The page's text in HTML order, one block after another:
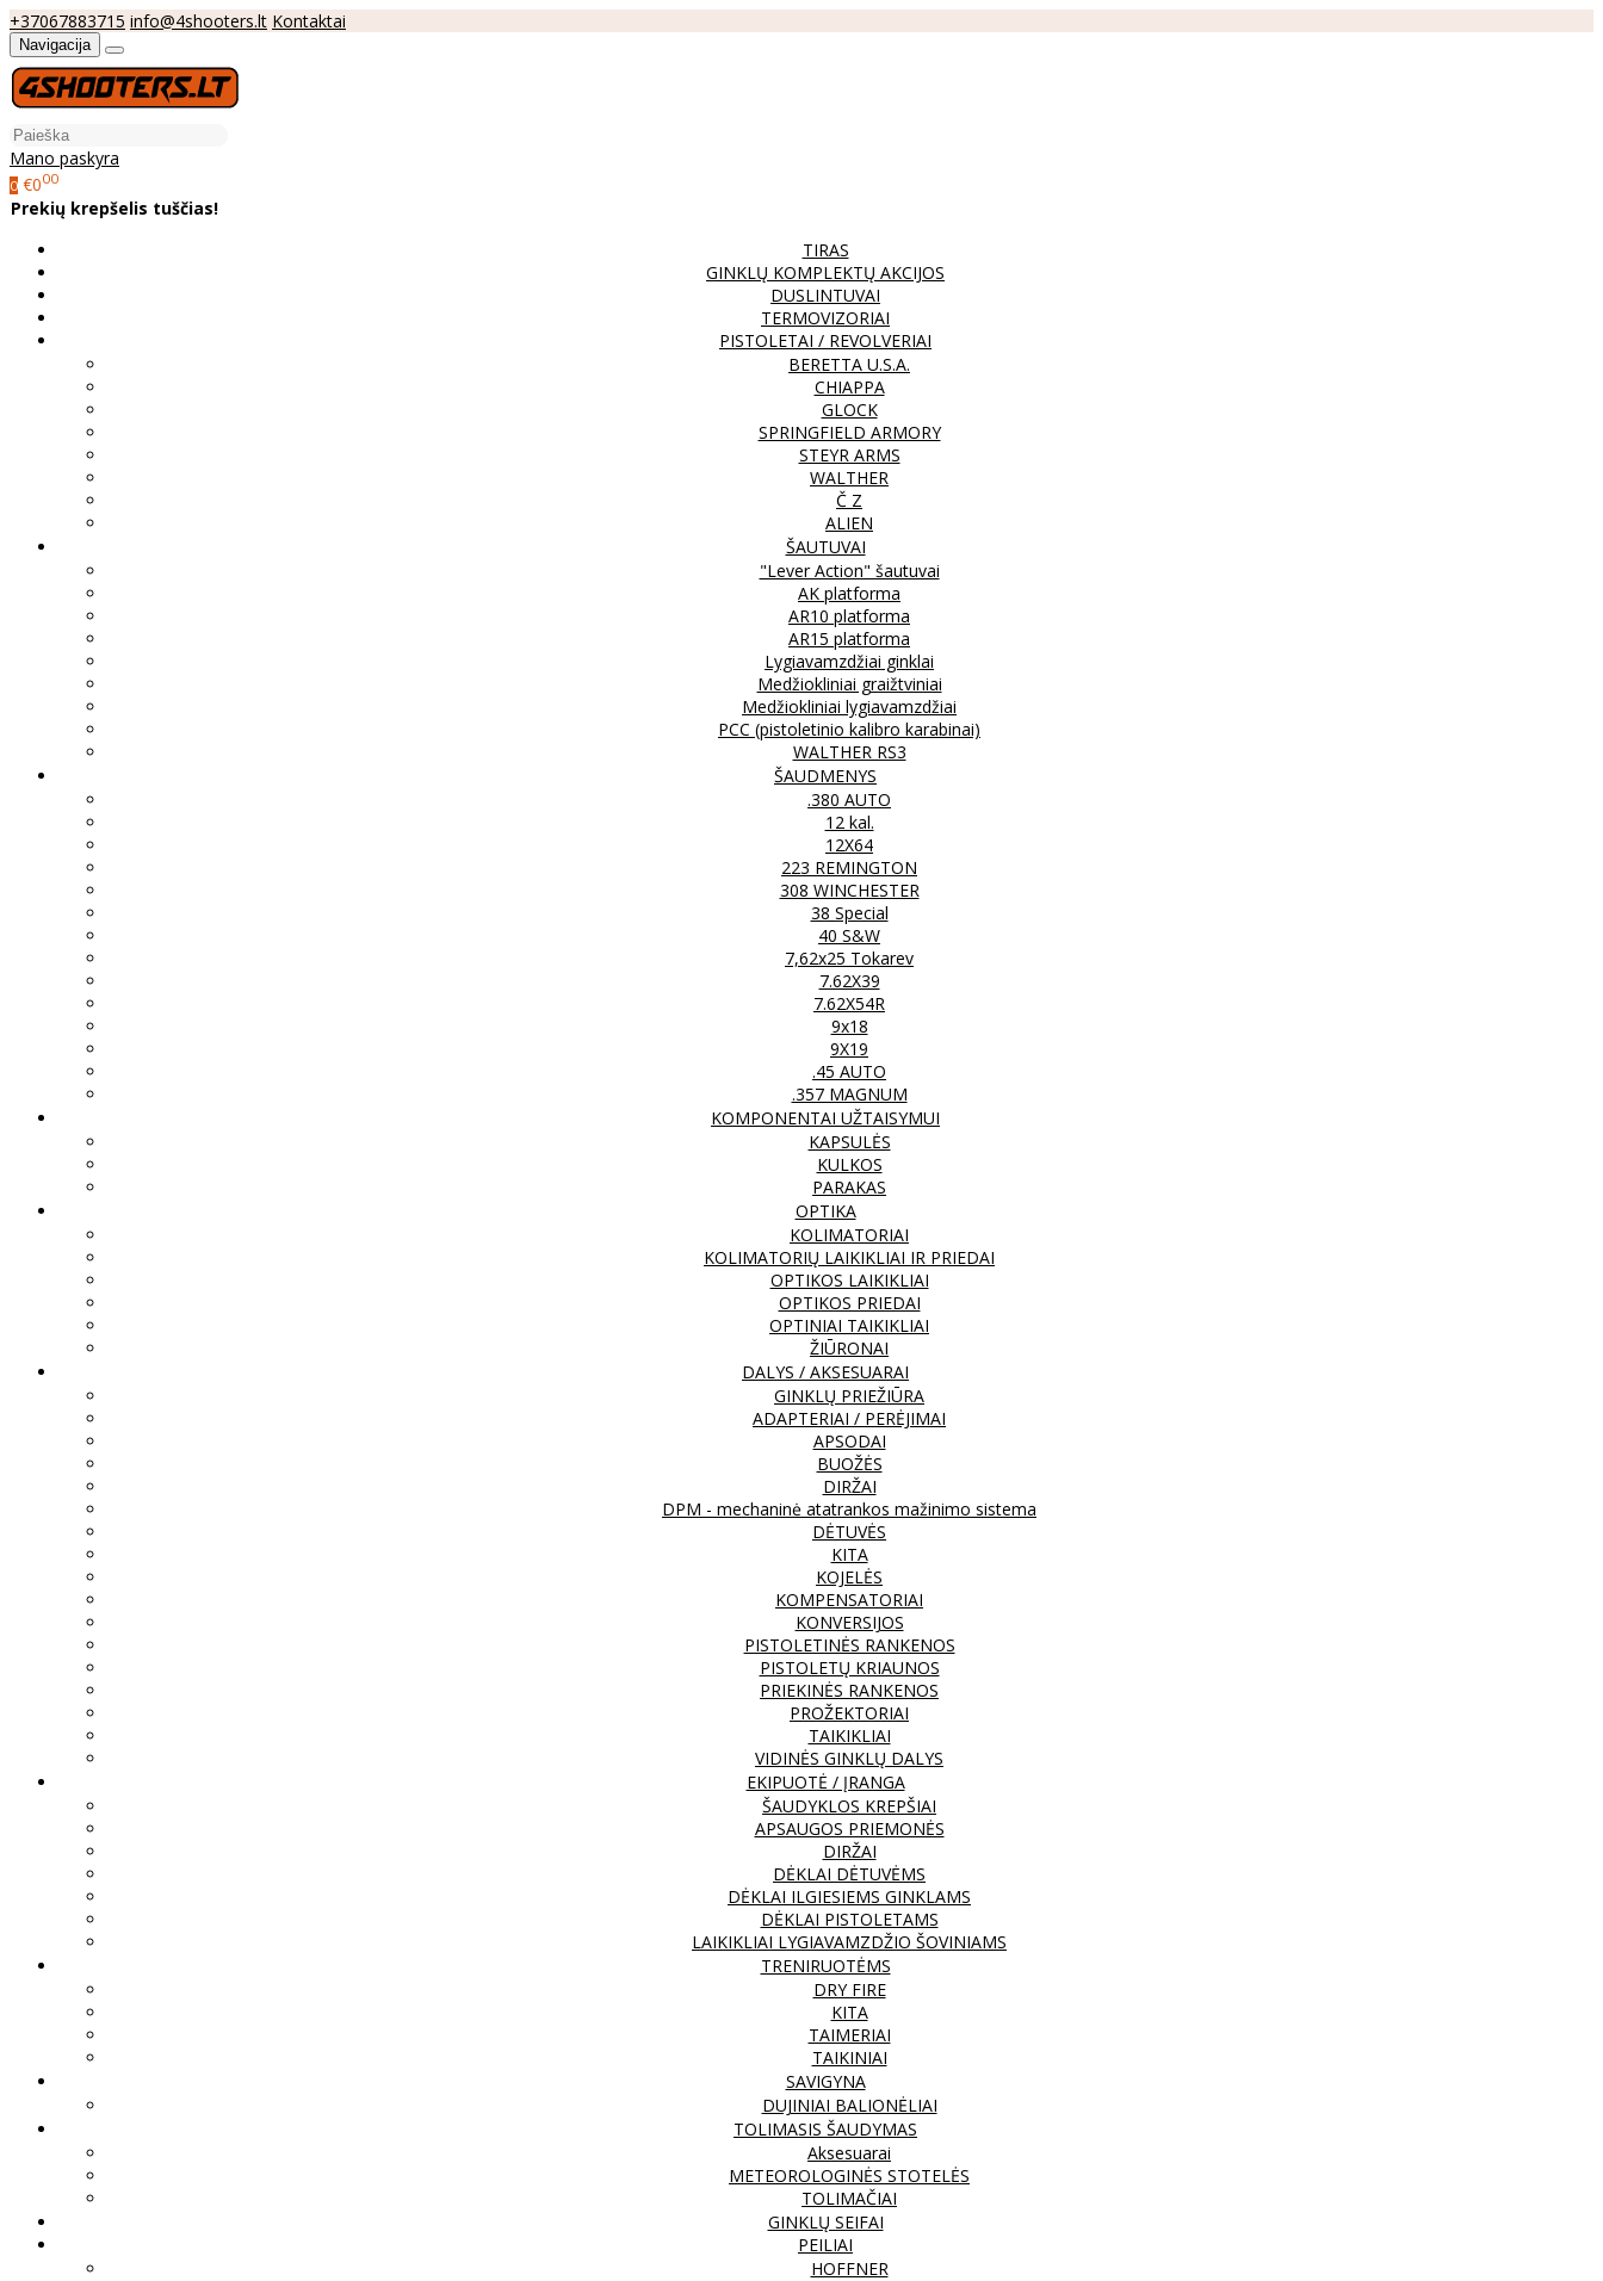
+37067883715 info@4shooters.lt Kontaktai
Navigacija
Mano paskyra
0 €000
Prekių krepšelis tuščias!
TIRAS
GINKLŲ KOMPLEKTŲ AKCIJOS
DUSLINTUVAI
TERMOVIZORIAI
PISTOLETAI / REVOLVERIAI
BERETTA U.S.A.
CHIAPPA
GLOCK
SPRINGFIELD ARMORY
STEYR ARMS
WALTHER
Č Z
ALIEN
ŠAUTUVAI
"Lever Action" šautuvai
AK platforma
AR10 platforma
AR15 platforma
Lygiavamzdžiai ginklai
Medžiokliniai graižtviniai
Medžiokliniai lygiavamzdžiai
PCC (pistoletinio kalibro karabinai)
WALTHER RS3
ŠAUDMENYS
.380 AUTO
12 kal.
12X64
223 REMINGTON
308 WINCHESTER
38 Special
40 S&W
7,62x25 Tokarev
7.62X39
7.62X54R
9x18
9X19
.45 AUTO
.357 MAGNUM
KOMPONENTAI UŽTAISYMUI
KAPSULĖS
KULKOS
PARAKAS
OPTIKA
KOLIMATORIAI
KOLIMATORIŲ LAIKIKLIAI IR PRIEDAI
OPTIKOS LAIKIKLIAI
OPTIKOS PRIEDAI
OPTINIAI TAIKIKLIAI
ŽIŪRONAI
DALYS / AKSESUARAI
GINKLŲ PRIEŽIŪRA
ADAPTERIAI / PERĖJIMAI
APSODAI
BUOŽĖS
DIRŽAI
DPM - mechaninė atatrankos mažinimo sistema
DĖTUVĖS
KITA
KOJELĖS
KOMPENSATORIAI
KONVERSIJOS
PISTOLETINĖS RANKENOS
PISTOLETŲ KRIAUNOS
PRIEKINĖS RANKENOS
PROŽEKTORIAI
TAIKIKLIAI
VIDINĖS GINKLŲ DALYS
EKIPUOTĖ / ĮRANGA
ŠAUDYKLOS KREPŠIAI
APSAUGOS PRIEMONĖS
DIRŽAI
DĖKLAI DĖTUVĖMS
DĖKLAI ILGIESIEMS GINKLAMS
DĖKLAI PISTOLETAMS
LAIKIKLIAI LYGIAVAMZDŽIO ŠOVINIAMS
TRENIRUOTĖMS
DRY FIRE
KITA
TAIMERIAI
TAIKINIAI
SAVIGYNA
DUJINIAI BALIONĖLIAI
TOLIMASIS ŠAUDYMAS
Aksesuarai
METEOROLOGINĖS STOTELĖS
TOLIMAČIAI
GINKLŲ SEIFAI
PEILIAI
HOFFNER